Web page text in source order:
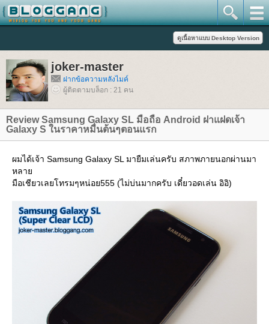
joker-master
ฝากข้อความหลังไมค์
ผู้ติดตามบล็อก : 21 คน
Review Samsung Galaxy SL มือถือ Android ฝาแฝดเจ้า
Galaxy S ในราคาหมื่นต้นๆตอนแรก
ผมได้เจ้า Samsung Galaxy SL มายืมเล่นครับ สภาพภายนอกผ่านมา
หลา
มือเชียวเลยโทรมๆหน่อย555 (ไม่บ่นมากครับ เดี๋ยวอดเล่น อิอิ)